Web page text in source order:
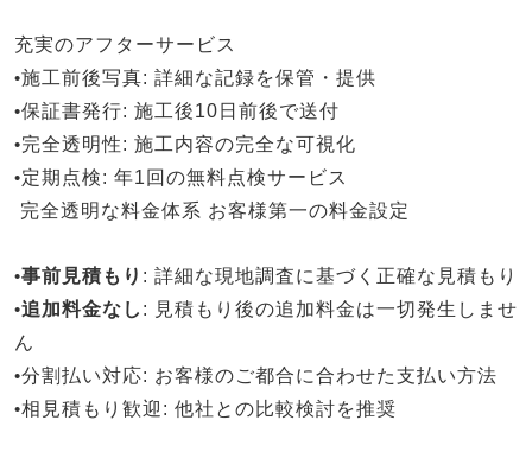
充実のアフターサービス
•施工前後写真: 詳細な記録を保管・提供
•保証書発行: 施工後10日前後で送付
•完全透明性: 施工内容の完全な可視化
•定期点検: 年1回の無料点検サービス
完全透明な料金体系 お客様第一の料金設定
•事前見積もり : 詳細な現地調査に基づく正確な見積もり
•追加料金なし : 見積もり後の追加料金は一切発生しませ
ん
•分割払い対応: お客様のご都合に合わせた支払い方法
•相見積もり歓迎 : 他社との比較検討を推奨